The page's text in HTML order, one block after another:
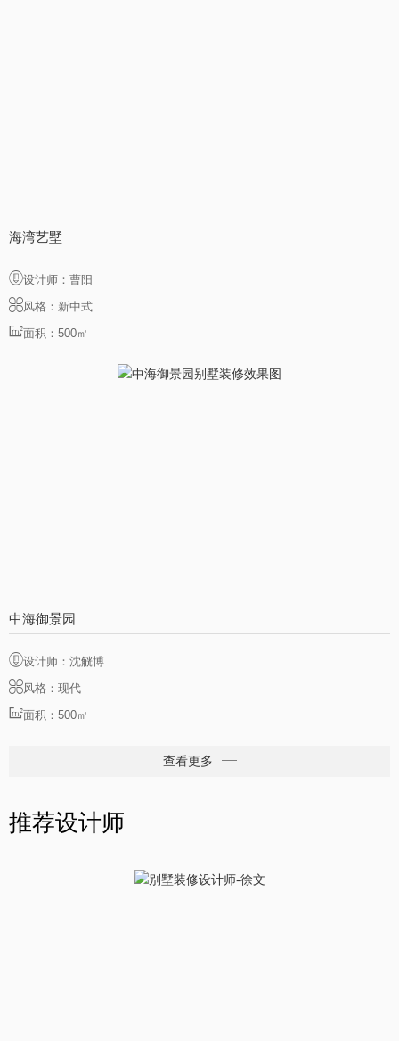
海湾艺墅
设计师：曹阳
风格：新中式
面积：500㎡
中海御景园
设计师：沈觥博
风格：现代
面积：500㎡
查看更多
推荐设计师